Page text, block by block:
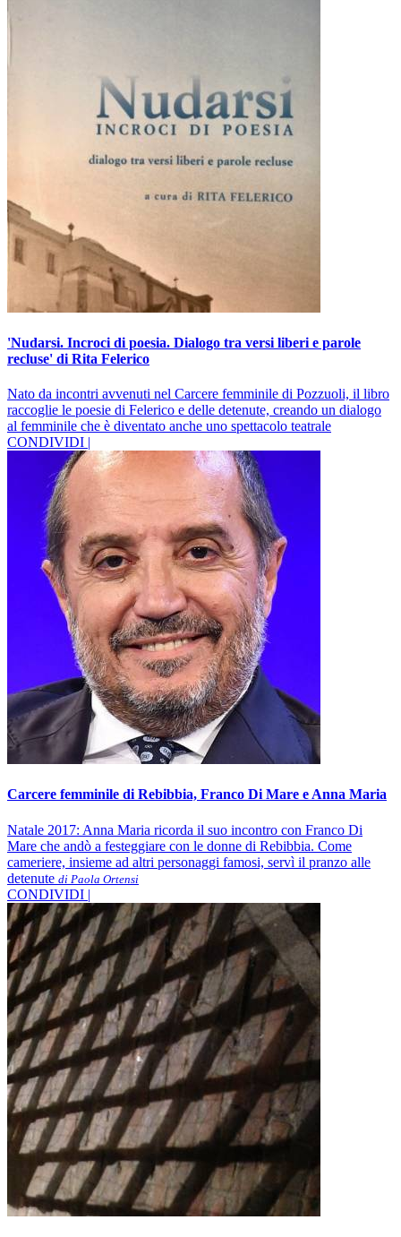
'Nudarsi. Incroci di poesia. Dialogo tra versi liberi e parole
recluse' di Rita Felerico
Nato da incontri avvenuti nel Carcere femminile di Pozzuoli, il libro
raccoglie le poesie di Felerico e delle detenute, creando un dialogo
al femminile che è diventato anche uno spettacolo teatrale
CONDIVIDI |
Carcere femminile di Rebibbia, Franco Di Mare e Anna Maria
Natale 2017: Anna Maria ricorda il suo incontro con Franco Di
Mare che andò a festeggiare con le donne di Rebibbia. Come
cameriere, insieme ad altri personaggi famosi, servì il pranzo alle
detenute di Paola Ortensi
CONDIVIDI |